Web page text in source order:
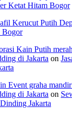
Ketat Hitam Bogor
Kerucut Putih
Bogor
Kain Putih
di Jakarta on
Event graha
di Jakarta on
Jakarta